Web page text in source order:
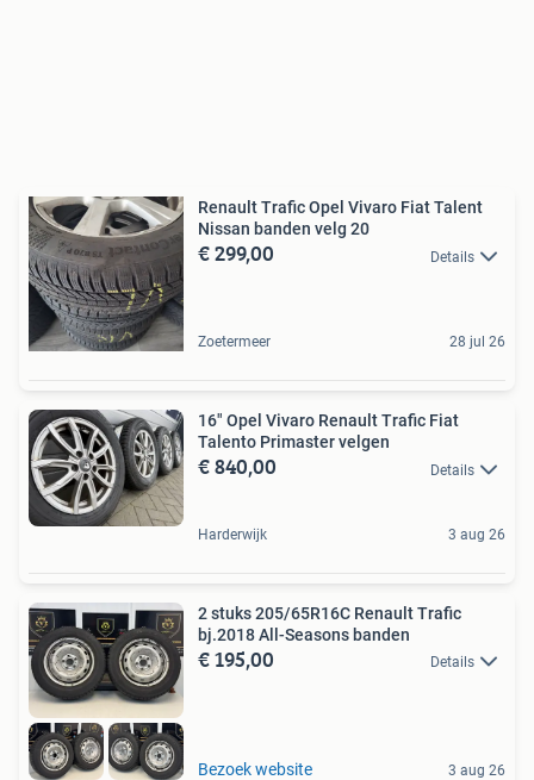
Renault Trafic Opel Vivaro Fiat Talent
Nissan banden velg 20
€ 299,00 Details
Zoetermeer 28 jul 26
16" Opel Vivaro Renault Trafic Fiat
Talento Primaster velgen
€ 840,00 Details
Harderwijk 3 aug 26
2 stuks 205/65R16C Renault Trafic
bj.2018 All-Seasons banden
€ 195,00 Details
Bezoek website 3 aug 26